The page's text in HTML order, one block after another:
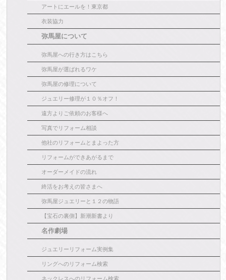
アートにエールを！東京都
衣装協力
弥馬屋について
弥馬屋への行き方はこちら
弥馬屋が選ばれるワケ
弥馬屋の修理について
ジュエリー修理が１０％オフ！
遠方よりご依頼のお客様へ
写真でリフォーム相談
他社のリフォームとまよった方
リフォームができあがるまで
オーダーメイドの流れ
終活をお考えの皆さまへ
弥馬屋ジュエリーと１２の物語
【宝石の裏側】新潮新書より
名作劇場
ジュエリーリフォーム実例集
リングへのリフォーム検索
ネックレスへのリフォーム検索